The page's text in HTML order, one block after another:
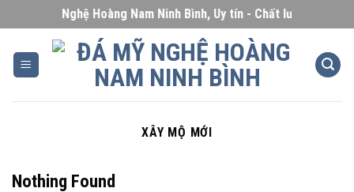
to
content
Đá Mỹ Nghệ Hoàng Nam Ninh Bình, Uy tín - Chất lượng - Giá
XÂY MỘ MỚI
Nothing Found